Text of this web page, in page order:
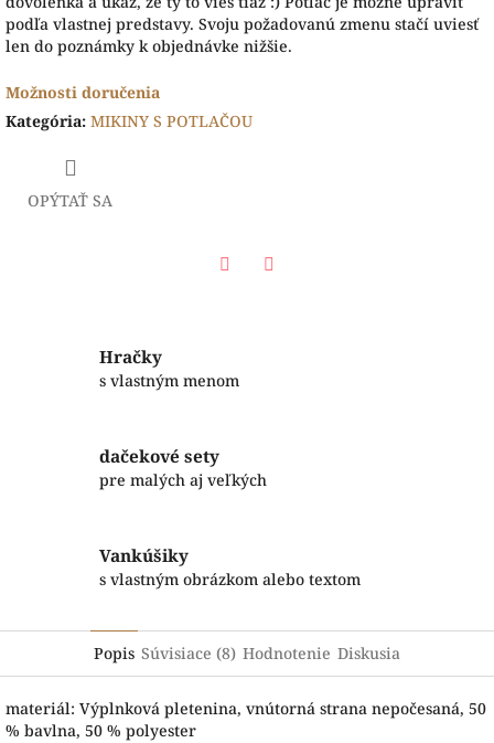
podľa vlastnej predstavy. Svoju požadovanú zmenu stačí uviesť
len do poznámky k objednávke nižšie.
Možnosti doručenia
Kategória: MIKINY S POTLAČOU
OPÝTAŤ SA
Hračky
s vlastným menom
dačekové sety
pre malých aj veľkých
Vankúšiky
s vlastným obrázkom alebo textom
Popis Súvisiace (8) Hodnotenie Diskusia
materiál: Výplnková pletenina, vnútorná strana nepočesaná, 50
% bavlna, 50 % polyester